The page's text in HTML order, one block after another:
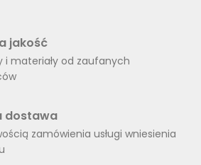
jakość
i materiały od zaufanych
dostawa
zamówienia usługi wniesienia